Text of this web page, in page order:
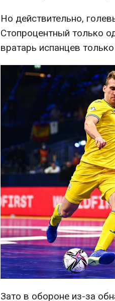
Но действительно,
Стопроцентный только
вратарь испанцев
Зато в обороне из-за